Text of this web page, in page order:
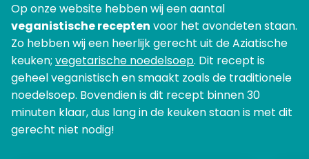
Op onze website hebben wij een aantal
veganistische recepten voor het avondeten staan.
Zo hebben wij een heerlijk gerecht uit de Aziatische
keuken; vegetarische noedelsoep. Dit recept is
geheel veganistisch en smaakt zoals de traditionele
noedelsoep. Bovendien is dit recept binnen 30
minuten klaar, dus lang in de keuken staan is met dit
gerecht niet nodig!